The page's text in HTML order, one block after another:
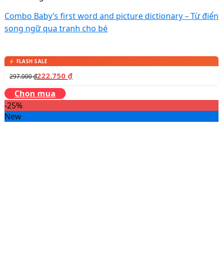
Combo Baby’s first word and picture dictionary – Từ điển
song ngữ qua tranh cho bé
297.000₫222.750 ₫
Chọn mua
-25%
New